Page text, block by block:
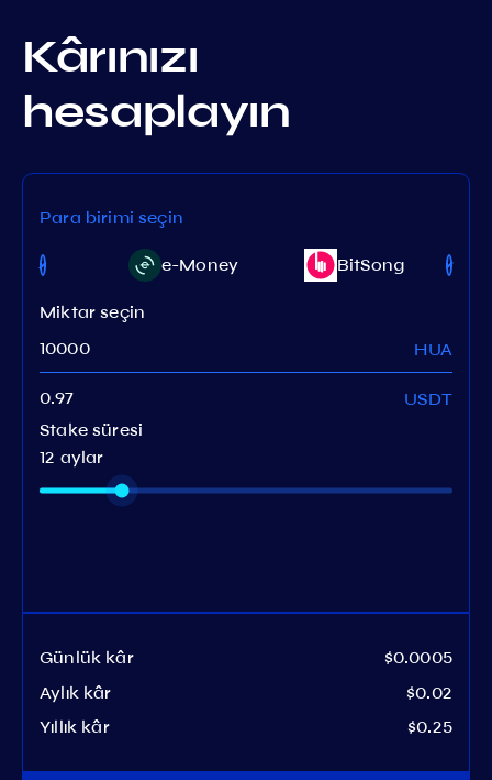
Kârınızı
hesaplayın
Para birimi seçin
e-Money BitSong
Miktar seçin
HUA
USDT
Stake süresi
12 aylar
Günlük kâr
$0.0005
Aylık kâr
$0.02
Yıllık kâr
$0.25